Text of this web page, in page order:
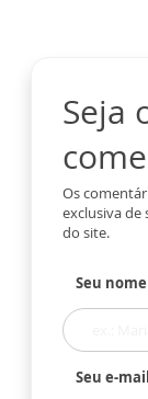
Seja
Os
exclusiva de
do site.
Seu nome
Seu e-mail